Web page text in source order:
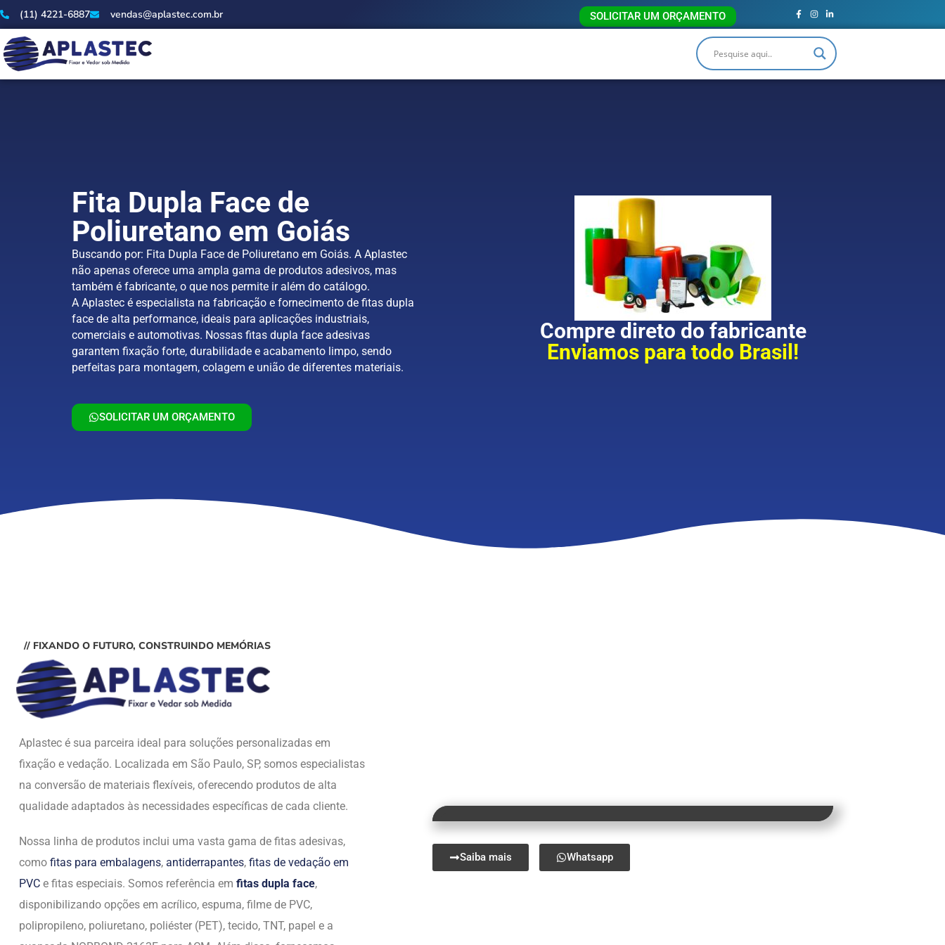
(11) 4221-6887 vendas@aplastec.com.br SOLICITAR UM ORÇAMENTO
Fita Dupla Face de
Poliuretano em Goiás
Buscando por: Fita Dupla Face de Poliuretano em Goiás. A Aplastec
não apenas oferece uma ampla gama de produtos adesivos, mas
também é fabricante, o que nos permite ir além do catálogo.
A Aplastec é especialista na fabricação e fornecimento de fitas dupla
face de alta performance, ideais para aplicações industriais,
comerciais e automotivas. Nossas fitas dupla face adesivas
garantem fixação forte, durabilidade e acabamento limpo, sendo
perfeitas para montagem, colagem e união de diferentes materiais.
SOLICITAR UM ORÇAMENTO
Compre direto do fabricante
Enviamos para todo Brasil!
// FIXANDO O FUTURO, CONSTRUINDO MEMÓRIAS
Aplastec é sua parceira ideal para soluções personalizadas em
fixação e vedação. Localizada em São Paulo, SP, somos especialistas
na conversão de materiais flexíveis, oferecendo produtos de alta
qualidade adaptados às necessidades específicas de cada cliente.
Nossa linha de produtos inclui uma vasta gama de fitas adesivas,
como fitas para embalagens, antiderrapantes, fitas de vedação em
PVC e fitas especiais. Somos referência em fitas dupla face,
disponibilizando opções em acrílico, espuma, filme de PVC,
polipropileno, poliuretano, poliéster (PET), tecido, TNT, papel e a
Saiba mais Whatsapp